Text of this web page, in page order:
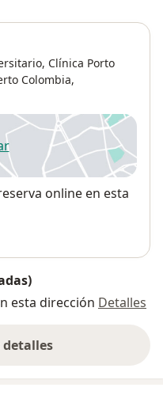
Clínica Porto
Colombia,
en una nueva
online en esta
esta dirección Detalles
la dirección